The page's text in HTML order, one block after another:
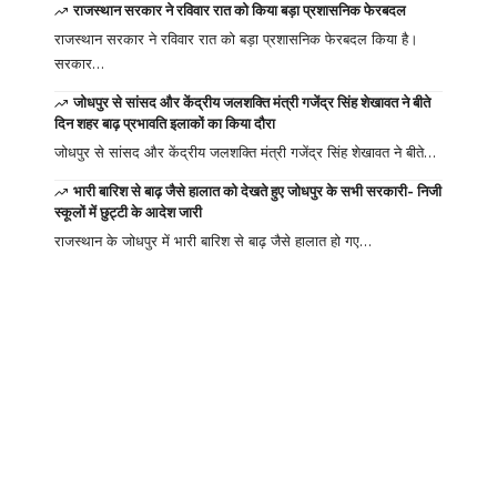
राजस्थान सरकार ने रविवार रात को किया बड़ा प्रशासनिक फेरबदल
राजस्थान सरकार ने रविवार रात को बड़ा प्रशासनिक फेरबदल किया है।
सरकार…
जोधपुर से सांसद और केंद्रीय जलशक्ति मंत्री गजेंद्र सिंह शेखावत ने बीते
दिन शहर बाढ़ प्रभावति इलाकों का किया दौरा
जोधपुर से सांसद और केंद्रीय जलशक्ति मंत्री गजेंद्र सिंह शेखावत ने बीते…
भारी बारिश से बाढ़ जैसे हालात को देखते हुए जोधपुर के सभी सरकारी- निजी
स्कूलों में छुट्टी के आदेश जारी
राजस्थान के जोधपुर में भारी बारिश से बाढ़ जैसे हालात हो गए…